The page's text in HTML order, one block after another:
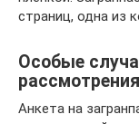
страниц, одна из
Особые
Анкета на